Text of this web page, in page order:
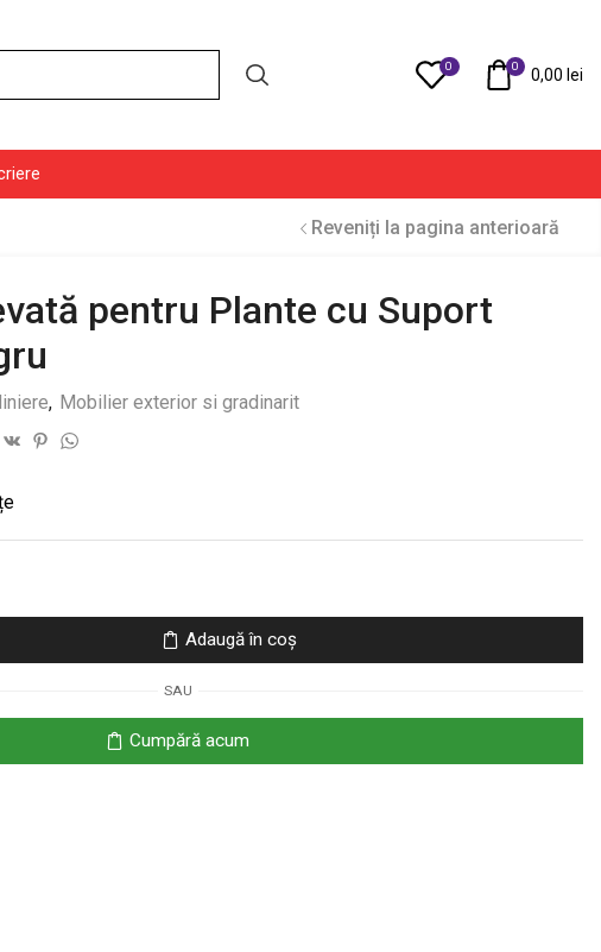
0 0 0,00 lei
Reveniți la pagina anterioară
pentru Plante cu Suport
, Mobilier exterior si gradinarit
Adaugă în coș
SAU
Cumpără acum